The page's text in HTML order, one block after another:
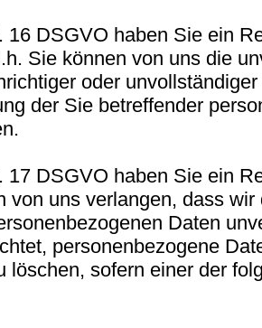
16 DSGVO haben Sie ein
Sie können von uns die
oder
der Sie betreffender
17 DSGVO haben Sie ein
von uns verlangen, dass wir
Daten
personenbezogene
löschen, sofern einer der